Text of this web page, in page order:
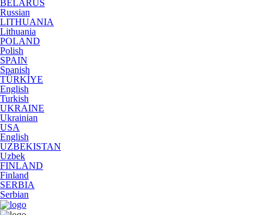
BELARUS
Russian
LITHUANIA
Lithuania
POLAND
Polish
SPAIN
Spanish
TÜRKİYE
English
Turkish
UKRAINE
Ukrainian
USA
English
UZBEKISTAN
Uzbek
FINLAND
Finland
SERBIA
Serbian